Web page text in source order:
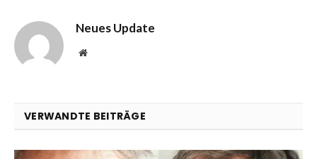
Neues Update
Website
VERWANDTE BEITRÄGE